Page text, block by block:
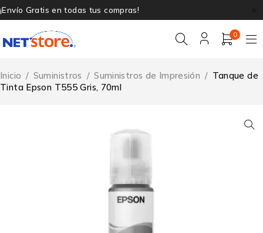
¡Envío Gratis en todas tus compras!
0
Inicio / Suministros / Suministros de Impresión / Tanque de
Tinta Epson T555 Gris, 70ml